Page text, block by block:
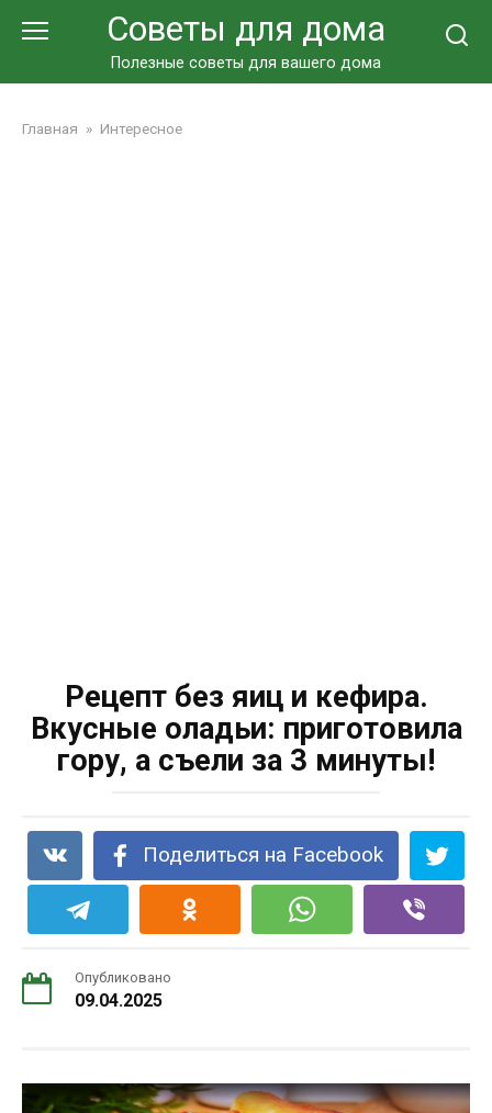
Советы для дома
Полезные советы для вашего дома
Главная » Интересное
Рецепт без яиц и кефира.
Вкусные оладьи: приготовила
гору, а съели за 3 минуты!
Поделиться на Facebook
Опубликовано
09.04.2025